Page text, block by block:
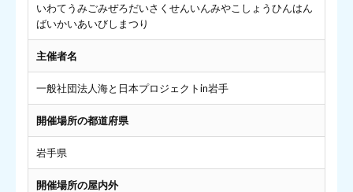
いわてうみごみぜろだいさくせんいんみやこしょうひんはん
ばいかいあいびしまつり
主催者名
一般社団法人海と日本プロジェクトin岩手
開催場所の都道府県
岩手県
開催場所の屋内外